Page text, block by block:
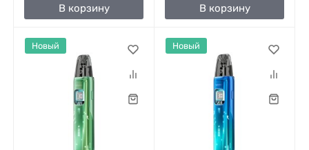
В корзину В корзину
Новый Новый